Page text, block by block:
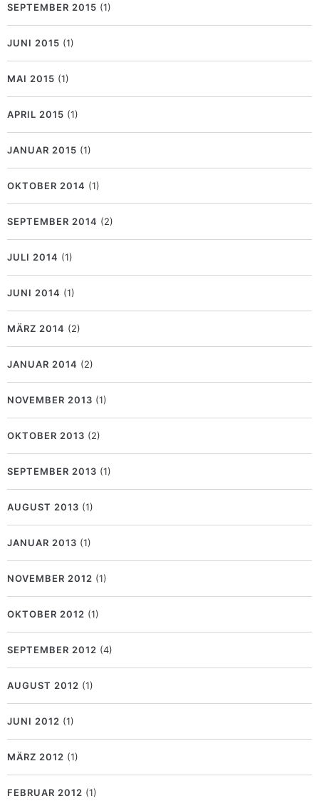
SEPTEMBER 2015 (1)
JUNI 2015 (1)
MAI 2015 (1)
APRIL 2015 (1)
JANUAR 2015 (1)
OKTOBER 2014 (1)
SEPTEMBER 2014 (2)
JULI 2014 (1)
JUNI 2014 (1)
MÄRZ 2014 (2)
JANUAR 2014 (2)
NOVEMBER 2013 (1)
OKTOBER 2013 (2)
SEPTEMBER 2013 (1)
AUGUST 2013 (1)
JANUAR 2013 (1)
NOVEMBER 2012 (1)
OKTOBER 2012 (1)
SEPTEMBER 2012 (4)
AUGUST 2012 (1)
JUNI 2012 (1)
MÄRZ 2012 (1)
FEBRUAR 2012 (1)